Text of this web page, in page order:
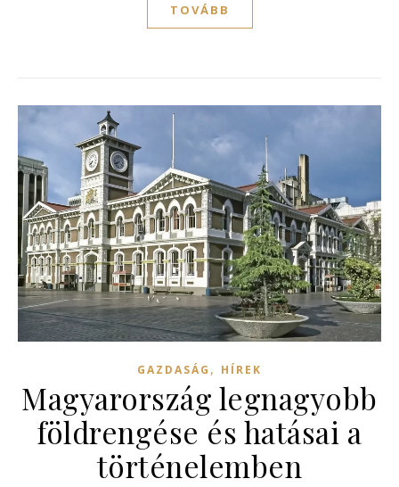
TOVÁBB
GAZDASÁG , HÍREK
Magyarország legnagyobb
földrengése és hatásai a
történelemben